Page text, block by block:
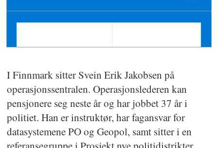
Sør-Vest 623.900
Øst 600.200
Vest 590.000
I Finnmark sitter Svein Erik Jakobsen på
operasjonssentralen. Operasjonslederen kan
pensjonere seg neste år og har jobbet 37 år i
politiet. Han er instruktør, har fagansvar for
datasystemene PO og Geopol, samt sitter i en